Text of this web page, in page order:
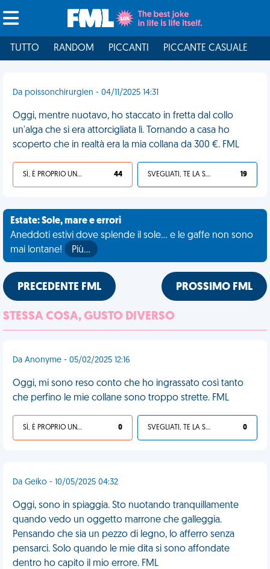
TUTTO RANDOM PICCANTI PICCANTE CASUALE
Da poissonchirurgien - 04/11/2025 14:31
Oggi, mentre nuotavo, ho staccato in fretta dal collo
un'alga che si era attorcigliata lì. Tornando a casa ho
scoperto che in realtà era la mia collana da 300 €. FML
SÌ, È PROPRIO UNA VDM! 44 SVEGLIATI, TE LA SEI CERCATA! 19
Estate: Sole, mare e errori
Aneddoti estivi dove splende il sole... e le gaffe non sono
mai lontane!
Più…
PRECEDENTE FML PROSSIMO FML
STESSA COSA, GUSTO DIVERSO
Da Anonyme - 05/02/2025 12:16
Oggi, mi sono reso conto che ho ingrassato così tanto
che perfino le mie collane sono troppo strette. FML
SÌ, È PROPRIO UNA VDM! 0 SVEGLIATI, TE LA SEI CERCATA! 0
Da Geiko - 10/05/2025 04:32
Oggi, sono in spiaggia. Sto nuotando tranquillamente
quando vedo un oggetto marrone che galleggia.
Pensando che sia un pezzo di legno, lo afferro senza
pensarci. Solo quando le mie dita si sono affondate
dentro ho capito il mio errore. FML